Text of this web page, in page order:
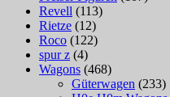
Revell (113)
Rietze (12)
Roco (122)
spur z (4)
Wagons (468)
Güterwagen (233)